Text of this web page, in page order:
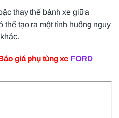
thay thế bánh xe giữa
thể tạo ra một tình huống nguy
giá phụ tùng xe FORD